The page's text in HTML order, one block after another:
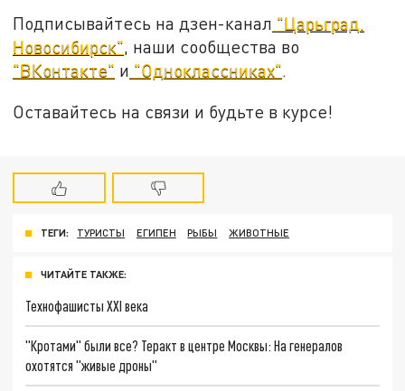
Подписывайтесь на дзен-канал "Царьград.
Новосибирск", наши сообщества во
"ВКонтакте" и "Одноклассниках".
Оставайтесь на связи и будьте в курсе!
ТЕГИ: ТУРИСТЫ ЕГИПЕН РЫБЫ ЖИВОТНЫЕ
ЧИТАЙТЕ ТАКЖЕ:
Технофашисты XXI века
"Кротами" были все? Теракт в центре Москвы: На генералов
охотятся "живые дроны"